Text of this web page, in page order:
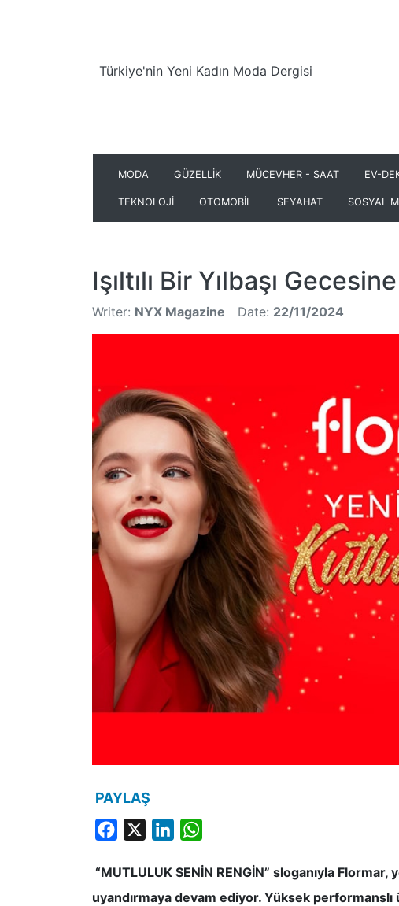
Türkiye'nin Yeni Kadın Moda Dergisi
MODA GÜZELLİK MÜCEVHER - SAAT EV-
TEKNOLOJİ OTOMOBİL SEYAHAT SOSYAL
Işıltılı Bir Yılbaşı
Writer: NYX Magazine Date: 22/11/2024
PAYLAŞ
Facebook LinkedIn
“MUTLULUK SENİN RENGİN” sloganıyla
uyandırmaya devam ediyor. Yüksek